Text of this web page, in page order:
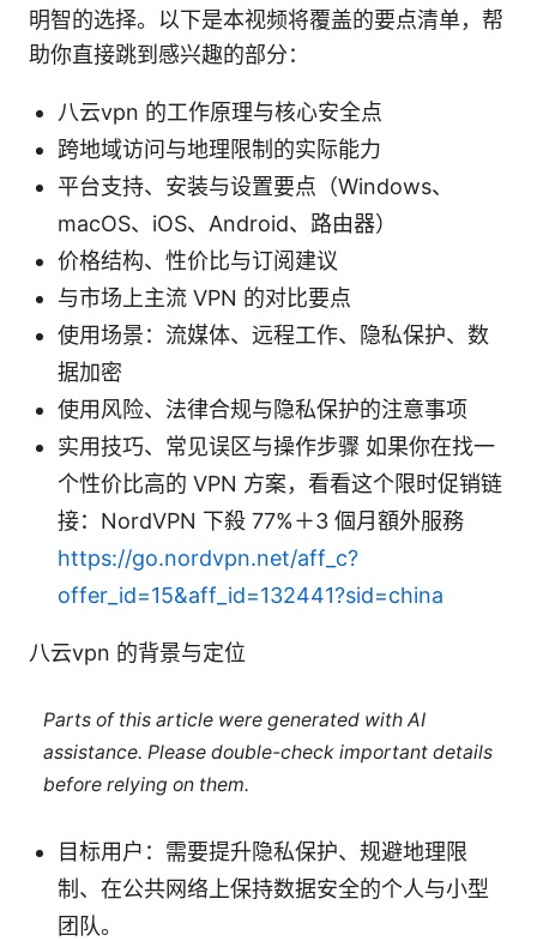
明智的选择。以下是本视频将覆盖的要点清单，帮
助你直接跳到感兴趣的部分：
八云vpn 的工作原理与核心安全点
跨地域访问与地理限制的实际能力
平台支持、安装与设置要点（Windows、
macOS、iOS、Android、路由器）
价格结构、性价比与订阅建议
与市场上主流 VPN 的对比要点
使用场景：流媒体、远程工作、隐私保护、数
据加密
使用风险、法律合规与隐私保护的注意事项
实用技巧、常见误区与操作步骤 如果你在找一
个性价比高的 VPN 方案，看看这个限时促销链
接：NordVPN 下殺 77%＋3 個月額外服務
https://go.nordvpn.net/aff_c?
offer_id=15&aff_id=132441?sid=china
八云vpn 的背景与定位
Parts of this article were generated with AI
assistance. Please double-check important details
before relying on them.
目标用户：需要提升隐私保护、规避地理限
制、在公共网络上保持数据安全的个人与小型
团队。